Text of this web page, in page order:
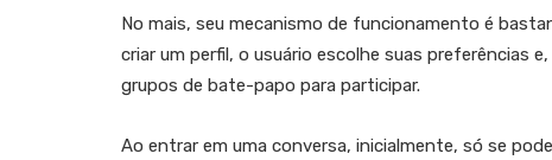
No mais, seu mecanismo de funcionamento é
criar um perfil, o usuário escolhe suas preferências
grupos de bate-papo para participar.
Ao entrar em uma conversa, inicialmente, só se